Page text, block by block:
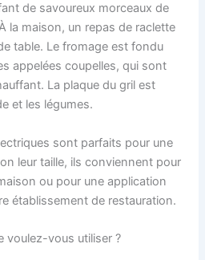
de savoureux morceaux de
la maison, un repas de raclette
table. Le fromage est fondu
appelées coupelles, qui sont
La plaque du gril est
et les légumes.
sont parfaits pour une
leur taille, ils conviennent pour
ou pour une application
établissement de restauration.
voulez-vous utiliser ?